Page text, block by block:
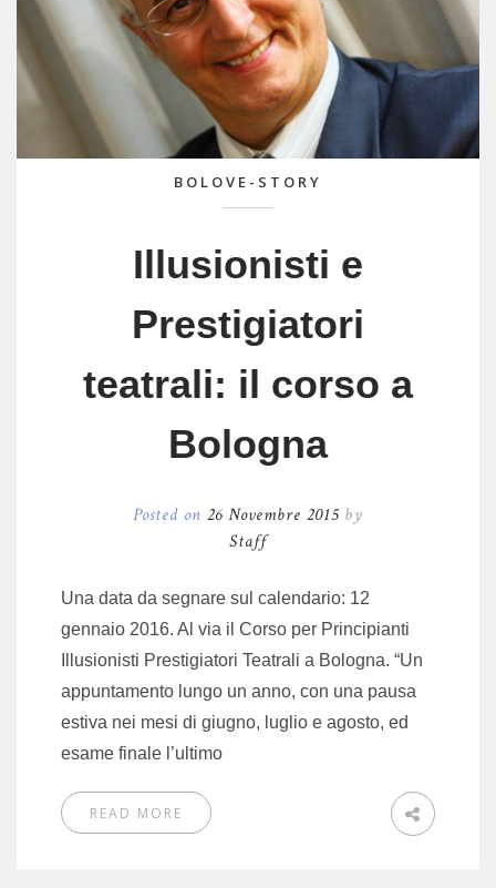
BOLOVE-STORY
Illusionisti e
Prestigiatori
teatrali: il corso a
Bologna
Posted on 26 Novembre 2015 by
Staff
Una data da segnare sul calendario: 12
gennaio 2016. Al via il Corso per Principianti
Illusionisti Prestigiatori Teatrali a Bologna. “Un
appuntamento lungo un anno, con una pausa
estiva nei mesi di giugno, luglio e agosto, ed
esame finale l’ultimo
READ MORE